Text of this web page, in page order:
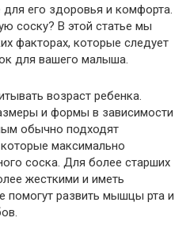
его здоровья и комфорта.
соску? В этой статье мы
факторах, которые следует
для вашего малыша.
возраст ребенка.
и формы в зависимости
обычно подходят
максимально
соска. Для более старших
жесткими и иметь
развить мышцы рта и